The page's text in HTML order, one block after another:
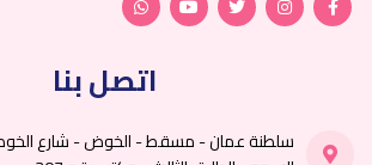
اتصل بنا
سلطنة عمان - مسقط - الخوض - شارع الخوض